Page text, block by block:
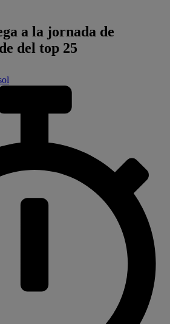
a la jornada de
del top 25